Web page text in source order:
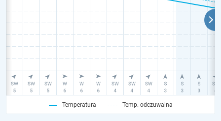
Temperatura Temp. odczuwalna